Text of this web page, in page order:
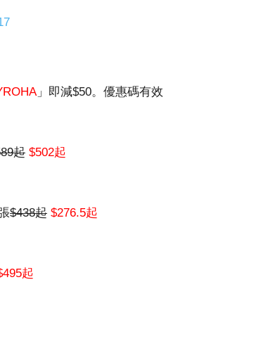
」即減$50。優惠碼有效
起 $502起
$438起 $276.5起
起